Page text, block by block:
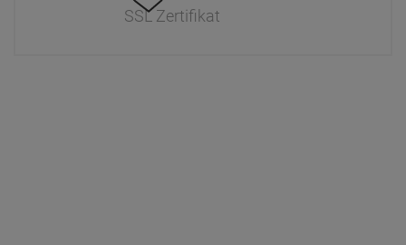
SSL Zertifikat